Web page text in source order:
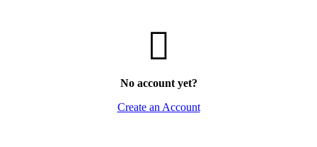
No account yet?
Create an Account